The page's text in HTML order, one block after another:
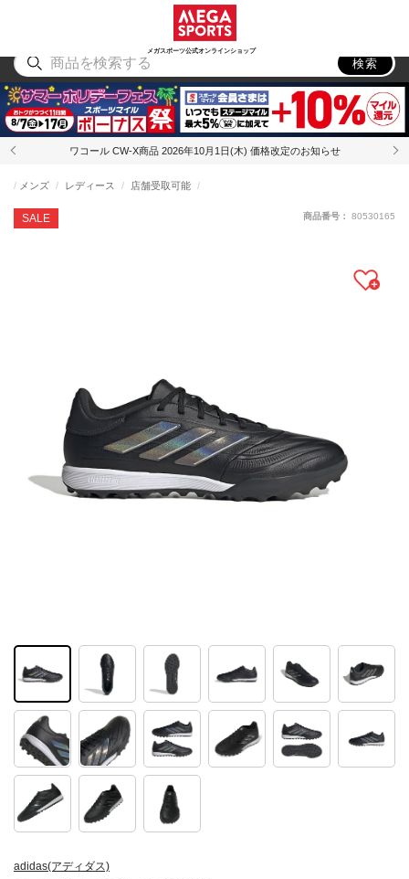
メガスポーツ公式オンラインショップ
アウトドア
検索
ワコール CW-X商品 2026年10月1日(木) 価格改定のお知らせ
adidas(アディダス)
SALE
メンズ レディース 店舗受取可能
商品番号： 80530165